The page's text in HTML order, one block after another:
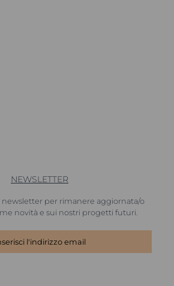
NEWSLETTER
newsletter per rimanere aggiornata/o
novità e sui nostri progetti futuri.